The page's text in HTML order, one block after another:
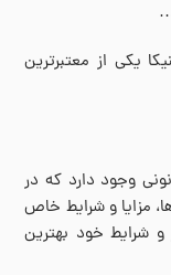
یکی از معتبرترین
وجود دارد که در
مزایا و شرایط خاص
و شرایط خود بهترین